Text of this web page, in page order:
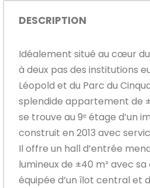
DESCRIPTION
Idéalement situé au cœur
à deux pas des institutions
Léopold et du Parc du
splendide appartement de
se trouve au 9ᵉ étage d’un
construit en 2013 avec
Il offre un hall d’entrée
lumineux de ±40 m² avec
équipée d’un îlot central et